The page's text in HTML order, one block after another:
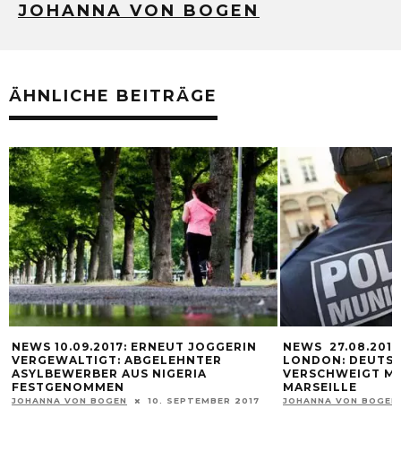
JOHANNA VON BOGEN
ÄHNLICHE BEITRÄGE
NEWS 10.09.2017: ERNEUT JOGGERIN
VERGEWALTIGT: ABGELEHNTER
ASYLBEWERBER AUS NIGERIA
FESTGENOMMEN
JOHANNA VON BOGEN 10. SEPTEMBER 2017
NEWS
LONDON:
VERSCHWEIGT
MARSEILLE
JOHANNA VON BOGEN